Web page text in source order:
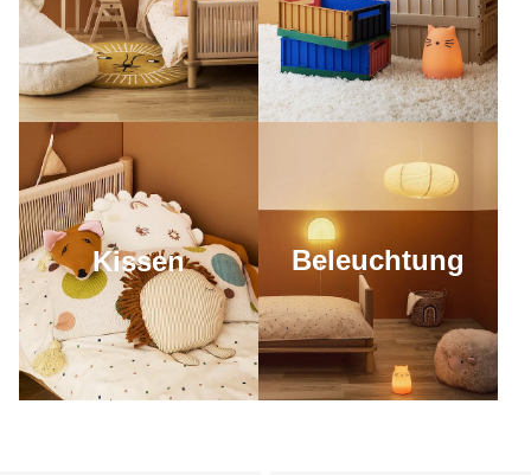
Kissen Beleuchtung